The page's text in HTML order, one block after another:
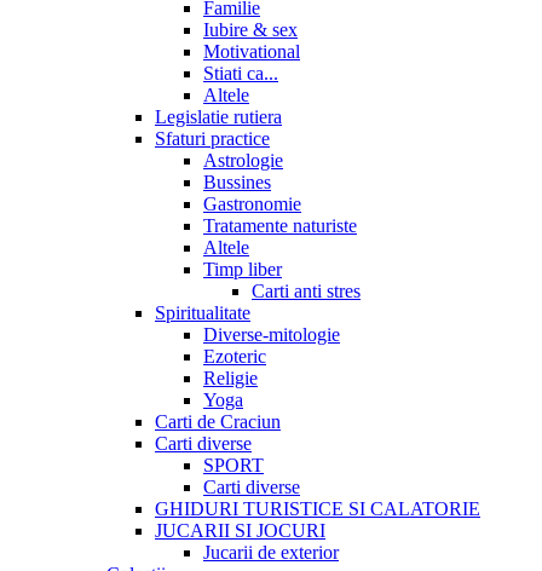
Familie
Iubire & sex
Motivational
Stiati ca...
Altele
Legislatie rutiera
Sfaturi practice
Astrologie
Bussines
Gastronomie
Tratamente naturiste
Altele
Timp liber
Carti anti stres
Spiritualitate
Diverse-mitologie
Ezoteric
Religie
Yoga
Carti de Craciun
Carti diverse
SPORT
Carti diverse
GHIDURI TURISTICE SI CALATORIE
JUCARII SI JOCURI
Jucarii de exterior